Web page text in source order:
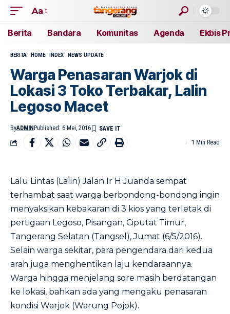
Aa
Berita Bandara Komunitas Agenda Ekbis
BERITA HOME INDEX NEWS UPDATE
Warga Penasaran Warjok di
Lokasi 3 Toko Terbakar, Lalin
Legoso Macet
ByADMIN Published: 6 Mei, 2016
1 Min Read
Lalu Lintas (Lalin) Jalan Ir H Juanda sempat
terhambat saat warga berbondong-bondong ingin
menyaksikan kebakaran di 3 kios yang terletak di
pertigaan Legoso, Pisangan, Ciputat Timur,
Tangerang Selatan (Tangsel), Jumat (6/5/2016).
Selain warga sekitar, para pengendara dari kedua
arah juga menghentikan laju kendaraannya.
Warga hingga menjelang sore masih berdatangan
ke lokasi, bahkan ada yang mengaku penasaran
kondisi Warjok (Warung Pojok).